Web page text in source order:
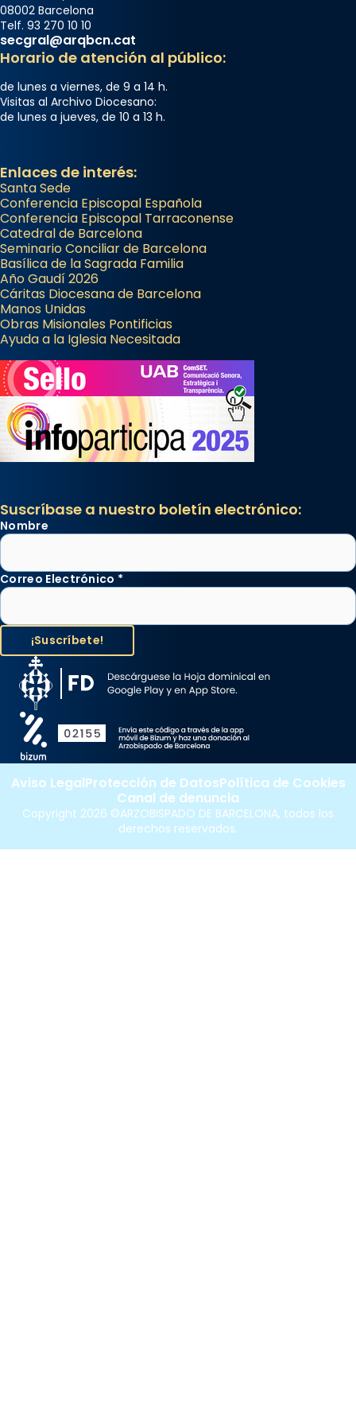
08002 Barcelona
Telf. 93 270 10 10
secgral@arqbcn.cat
Horario de atención al público:
de lunes a viernes, de 9 a 14 h.
Visitas al Archivo Diocesano:
de lunes a jueves, de 10 a 13 h.
Enlaces de interés:
Santa Sede
Conferencia Episcopal Española
Conferencia Episcopal Tarraconense
Catedral de Barcelona
Seminario Conciliar de Barcelona
Basílica de la Sagrada Familia
Año Gaudí 2026
Cáritas Diocesana de Barcelona
Manos Unidas
Obras Misionales Pontificias
Ayuda a la Iglesia Necesitada
Suscríbase a nuestro boletín electrónico:
Nombre
Correo Electrónico *
Copyright 2026 ©ARZOBISPADO DE BARCELONA, todos los
derechos reservados.
Aviso LegalProtección de DatosPolítica de Cookies
Canal de denuncia